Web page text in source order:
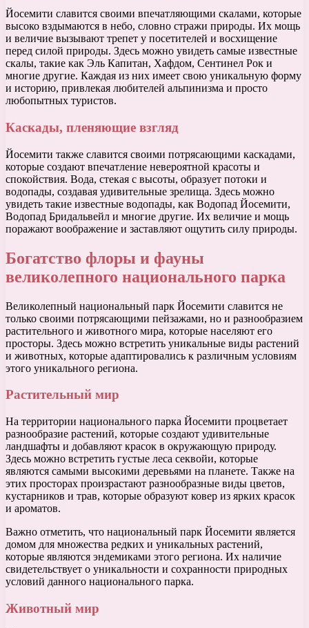
Йосемити славится своими впечатляющими скалами, которые
высоко вздымаются в небо, словно стражи природы. Их мощь
и величие вызывают трепет у посетителей и восхищение
перед силой природы. Здесь можно увидеть самые известные
скалы, такие как Эль Капитан, Хафдом, Сентинел Рок и
многие другие. Каждая из них имеет свою уникальную форму
и историю, привлекая любителей альпинизма и просто
любопытных туристов.
Каскады, пленяющие взгляд
Йосемити также славится своими потрясающими каскадами,
которые создают впечатление невероятной красоты и
спокойствия. Вода, стекая с высоты, образует потоки и
водопады, создавая удивительные зрелища. Здесь можно
увидеть такие известные водопады, как Водопад Йосемити,
Водопад Бридальвейл и многие другие. Их величие и мощь
поражают воображение и заставляют ощутить силу природы.
Богатство флоры и фауны
великолепного национального парка
Великолепный национальный парк Йосемити славится не
только своими потрясающими пейзажами, но и разнообразием
растительного и животного мира, которые населяют его
просторы. Здесь можно встретить уникальные виды растений
и животных, которые адаптировались к различным условиям
этого уникального региона.
Растительный мир
На территории национального парка Йосемити процветает
разнообразие растений, которые создают удивительные
ландшафты и добавляют красок в окружающую природу.
Здесь можно встретить густые леса секвойи, которые
являются самыми высокими деревьями на планете. Также на
этих просторах произрастают разнообразные виды цветов,
кустарников и трав, которые образуют ковер из ярких красок
и ароматов.
Важно отметить, что национальный парк Йосемити является
домом для множества редких и уникальных растений,
которые являются эндемиками этого региона. Их наличие
свидетельствует о уникальности и сохранности природных
условий данного национального парка.
Животный мир